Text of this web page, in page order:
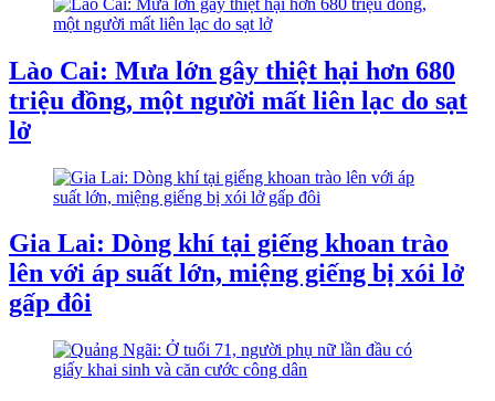
Lào Cai: Mưa lớn gây thiệt hại hơn 680
triệu đồng, một người mất liên lạc do sạt
lở
Gia Lai: Dòng khí tại giếng khoan trào
lên với áp suất lớn, miệng giếng bị xói lở
gấp đôi